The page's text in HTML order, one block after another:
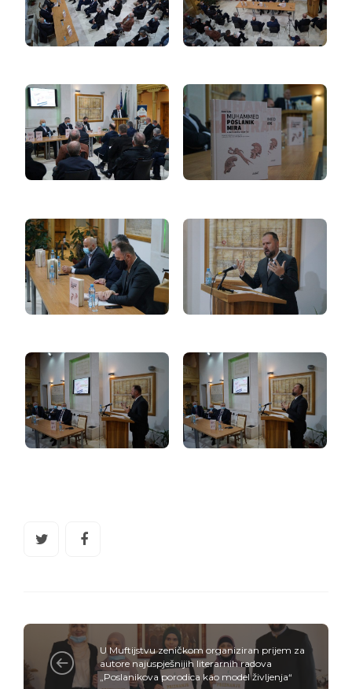
U Muftijstvu zeničkom organiziran prijem za
autore najuspješnijih literarnih radova
„Poslanikova porodica kao model življenja“